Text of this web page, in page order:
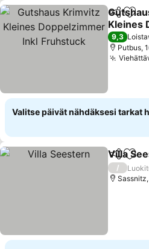
Jaa
Kleines
Inkl
9,3
Putbus,
Valitse päivät nähdäksesi tarkat
Jaa
Villa
/